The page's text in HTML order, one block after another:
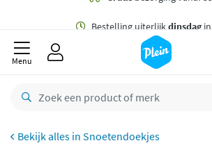
Bestelling uiterlijkdinsdag
retourneren
CO2 neutraal
Menu
Snoetendoekjes